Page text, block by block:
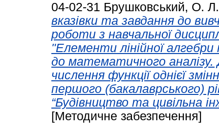
04-02-31 Брушковський, О. Л.
вказівки та завдання до
роботи з навчальної
"Елементи лінійної
до математичного
числення функції однієї
першого (бакалаврського)
“Будівництво та цивільна
[Методичне забезпечення]